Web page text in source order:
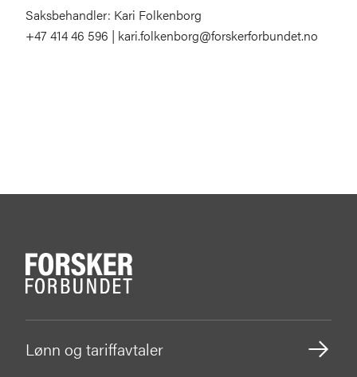
Saksbehandler: Kari Folkenborg
+47 414 46 596 | kari.folkenborg@forskerforbundet.no
Lønn og tariffavtaler